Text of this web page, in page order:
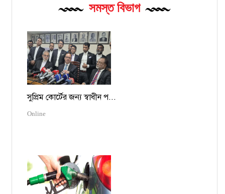
সমস্ত বিভাগ
সুপ্রিম কোর্টের জন্য স্বাধীন প...
Online